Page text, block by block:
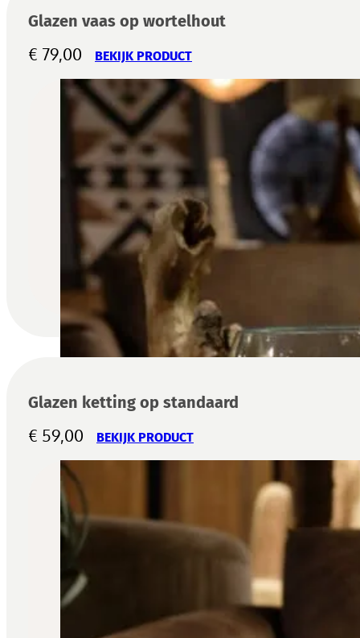
Glazen vaas op wortelhout
€ 79,00 BEKIJK PRODUCT
Glazen ketting op standaard
€ 59,00 BEKIJK PRODUCT